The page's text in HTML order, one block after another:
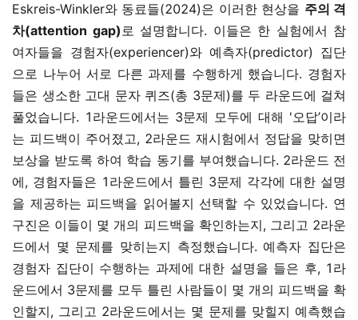
Eskreis-Winkler와 동료들(2024)은 이러한 현상을 주의 격
차(attention gap)로 설명합니다. 이들은 한 실험에서 참
여자들을 경험자(experiencer)와 예측자(predictor) 집단
으로 나누어 서로 다른 과제를 수행하게 했습니다. 경험자
들은 생소한 고대 문자 퀴즈(총 3문제)를 두 라운드에 걸쳐
풀었습니다. 1라운드에서는 3문제 모두에 대해 '오답’이라
는 피드백이 주어졌고, 2라운드 재시험에서 정답을 맞히면
보상을 받도록 하여 학습 동기를 부여했습니다. 2라운드 전
에, 경험자들은 1라운드에서 틀린 3문제 각각에 대한 설명
을 제공하는 피드백을 읽어볼지 선택할 수 있었습니다. 연
구진은 이들이 몇 개의 피드백을 확인하는지, 그리고 2라운
드에서 몇 문제를 맞히는지 측정했습니다. 예측자 집단은
경험자 집단이 수행하는 과제에 대한 설명을 들은 후, 1라
운드에서 3문제를 모두 틀린 사람들이 몇 개의 피드백을 확
인할지, 그리고 2라운드에서는 몇 문제를 맞힐지 예측했습